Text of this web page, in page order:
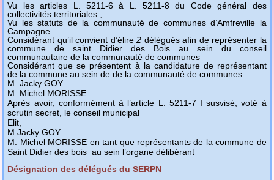
Vu les articles L. 5211-6 à L. 5211-8 du Code général des
collectivités territoriales ;
Vu les statuts de la communauté de communes d’Amfreville la
Campagne
Considérant qu’il convient d’élire2 délégués afin de représenter la
commune de saint Didier des Bois au sein du conseil
communautaire de la communauté de communes
Considérant que se présentent à la candidature de représentant
de la commune au sein de de la communauté de communes
M. Jacky GOY
M. Michel MORISSE
Après avoir, conformément à l’article L. 5211-7 I susvisé, voté à
scrutin secret, le conseil municipal
Elit,
M.Jacky GOY
M. Michel MORISSE en tant que représentants de la commune de
Saint Didier des bois au sein l’organe délibérant
Désignation des délégués du SERPN